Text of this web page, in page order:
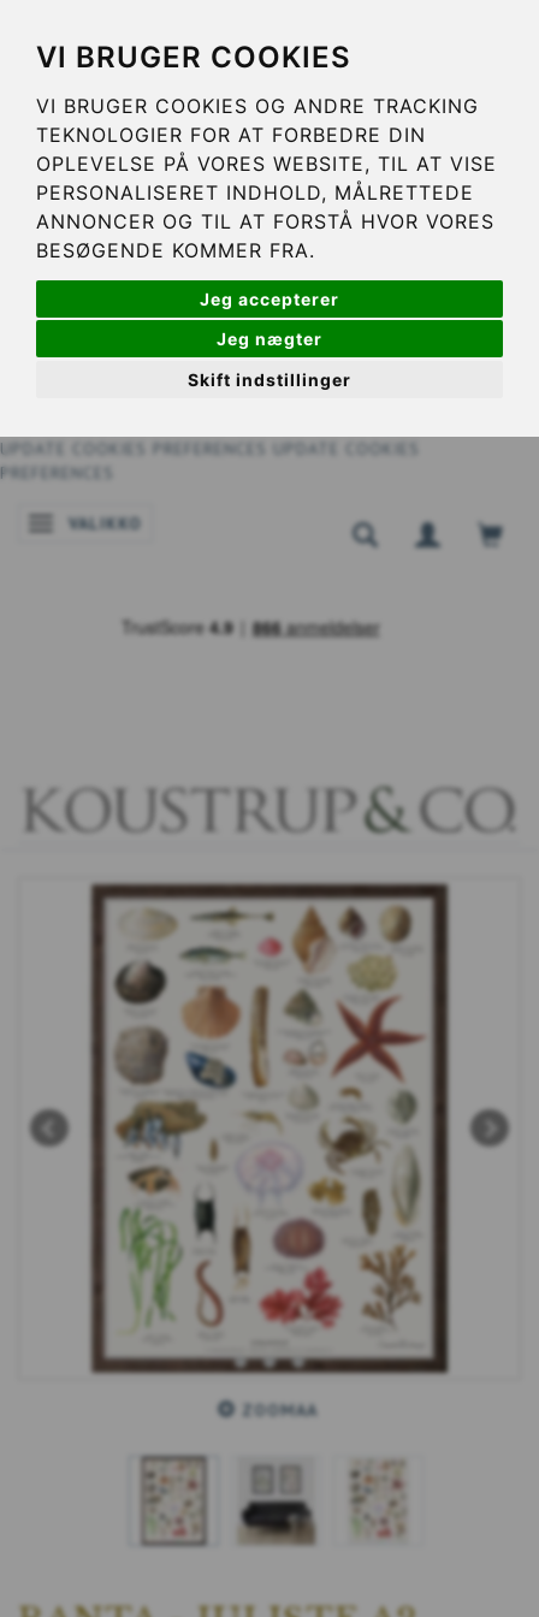
VI BRUGER COOKIES
VI BRUGER COOKIES OG ANDRE TRACKING
TEKNOLOGIER FOR AT FORBEDRE DIN
OPLEVELSE PÅ VORES WEBSITE, TIL AT VISE
PERSONALISERET INDHOLD, MÅLRETTEDE
ANNONCER OG TIL AT FORSTÅ HVOR VORES
BESØGENDE KOMMER FRA.
Jeg accepterer
Jeg nægter
Skift indstillinger
UPDATE COOKIES PREFERENCES
UPDATE COOKIES
PREFERENCES
VAIHDA NAVIGOINNIN TILAA
VALIKKO
ZOOMAA